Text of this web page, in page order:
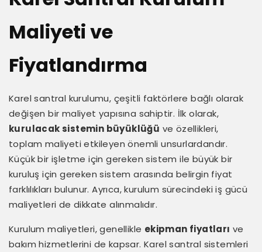
Maliyeti ve
Fiyatlandırma
Karel santral kurulumu, çeşitli faktörlere bağlı olarak
değişen bir maliyet yapısına sahiptir. İlk olarak,
kurulacak sistemin büyüklüğü ve özellikleri,
toplam maliyeti etkileyen önemli unsurlardandır.
Küçük bir işletme için gereken sistem ile büyük bir
kuruluş için gereken sistem arasında belirgin fiyat
farklılıkları bulunur. Ayrıca, kurulum sürecindeki iş gücü
maliyetleri de dikkate alınmalıdır.
Kurulum maliyetleri, genellikle ekipman fiyatları ve
bakım hizmetlerini de kapsar. Karel santral sistemleri